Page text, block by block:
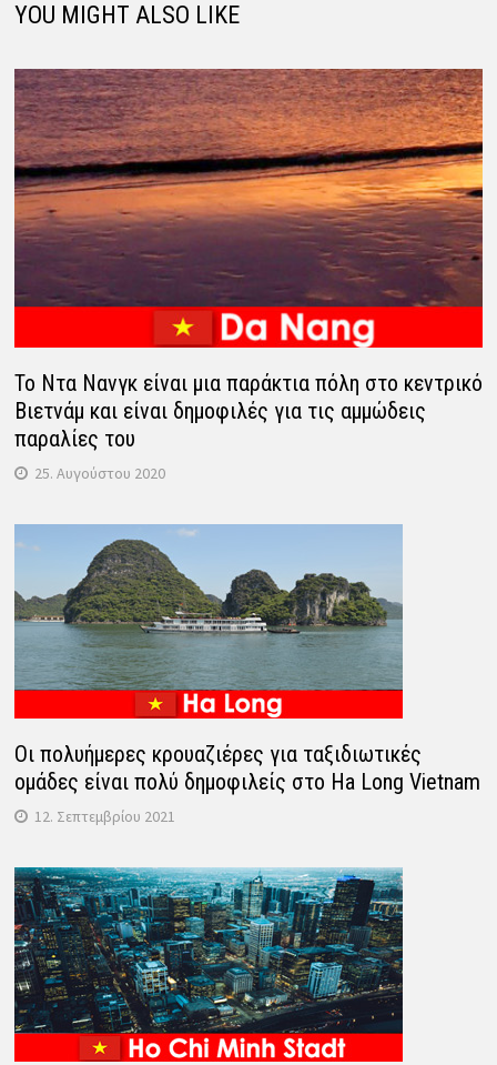
YOU MIGHT ALSO LIKE
Το Ντα Νανγκ είναι μια παράκτια πόλη στο κεντρικό
Βιετνάμ και είναι δημοφιλές για τις αμμώδεις
παραλίες του
25. Αυγούστου 2020
Οι πολυήμερες κρουαζιέρες για ταξιδιωτικές
ομάδες είναι πολύ δημοφιλείς στο Ha Long Vietnam
12. Σεπτεμβρίου 2021